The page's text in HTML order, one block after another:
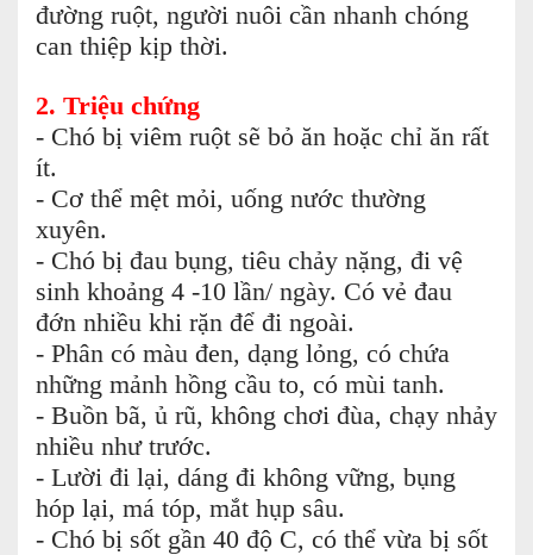
đường ruột, người nuôi cần nhanh chóng
can thiệp kịp thời.
2. Triệu chứng
- Chó bị viêm ruột sẽ bỏ ăn hoặc chỉ ăn rất
ít.
- Cơ thể mệt mỏi, uống nước thường
xuyên.
- Chó bị đau bụng, tiêu chảy nặng, đi vệ
sinh khoảng 4 -10 lần/ ngày. Có vẻ đau
đớn nhiều khi rặn để đi ngoài.
- Phân có màu đen, dạng lỏng, có chứa
những mảnh hồng cầu to, có mùi tanh.
- Buồn bã, ủ rũ, không chơi đùa, chạy nhảy
nhiều như trước.
- Lười đi lại, dáng đi không vững, bụng
hóp lại, má tóp, mắt hụp sâu.
- Chó bị sốt gần 40 độ C, có thể vừa bị sốt